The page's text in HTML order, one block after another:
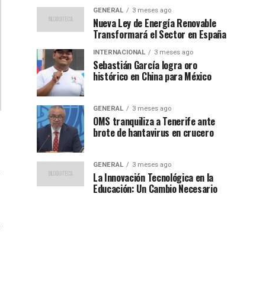
GENERAL 3 meses ago
Nueva Ley de Energía Renovable
Transformará el Sector en España
INTERNACIONAL 3 meses ago
Sebastián García logra oro
histórico en China para México
GENERAL 3 meses ago
OMS tranquiliza a Tenerife ante
brote de hantavirus en crucero
GENERAL 3 meses ago
La Innovación Tecnológica en la
Educación: Un Cambio Necesario